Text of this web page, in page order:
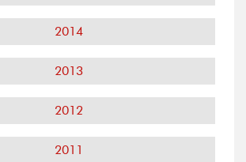
2014
2013
2012
2011